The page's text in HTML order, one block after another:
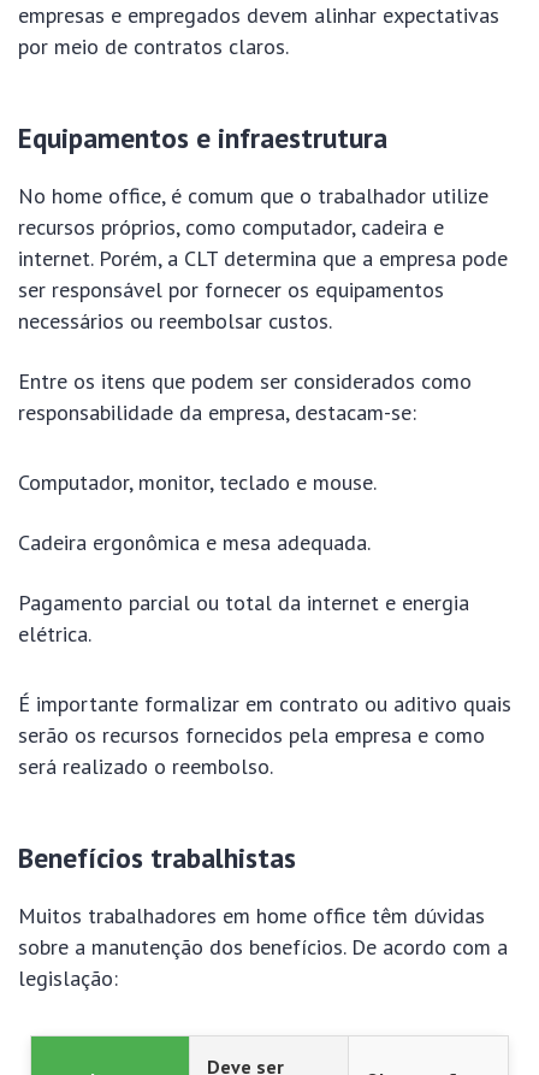
empresas e empregados devem alinhar expectativas
por meio de contratos claros.
Equipamentos e infraestrutura
No home office, é comum que o trabalhador utilize
recursos próprios, como computador, cadeira e
internet. Porém, a CLT determina que a empresa pode
ser responsável por fornecer os equipamentos
necessários ou reembolsar custos.
Entre os itens que podem ser considerados como
responsabilidade da empresa, destacam-se:
Computador, monitor, teclado e mouse.
Cadeira ergonômica e mesa adequada.
Pagamento parcial ou total da internet e energia
elétrica.
É importante formalizar em contrato ou aditivo quais
serão os recursos fornecidos pela empresa e como
será realizado o reembolso.
Benefícios trabalhistas
Muitos trabalhadores em home office têm dúvidas
sobre a manutenção dos benefícios. De acordo com a
legislação:
Deve ser